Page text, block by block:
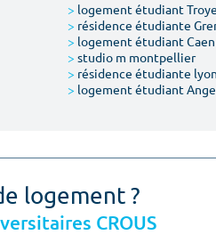
> logement étudiant
> résidence étudiante
> logement étudiant Caen
> studio m montpellier
> résidence étudiante
> logement étudiant
logement ?
CROUS